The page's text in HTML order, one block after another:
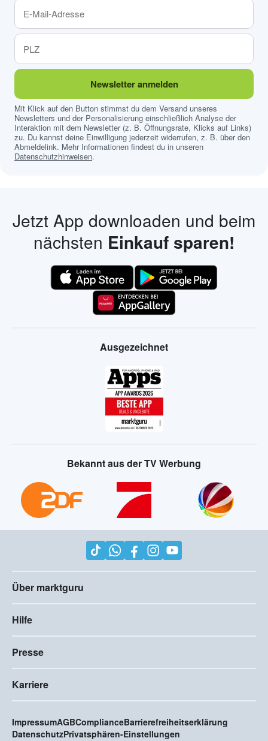
Newsletter anmelden
Mit Klick auf den Button stimmst du dem Versand unseres
Newsletters und der Personalisierung einschließlich Analyse der
Interaktion mit dem Newsletter (z. B. Öffnungsrate, Klicks auf Links)
zu. Du kannst deine Einwilligung jederzeit widerrufen, z. B. über den
Abmeldelink. Mehr Informationen findest du in unseren
Datenschutzhinweisen.
Jetzt App downloaden und beim
nächsten Einkauf sparen!
Ausgezeichnet
Bekannt aus der TV Werbung
Über marktguru
Hilfe
Presse
Karriere
ImpressumAGBComplianceBarrierefreiheitserklärung
DatenschutzPrivatsphären-Einstellungen